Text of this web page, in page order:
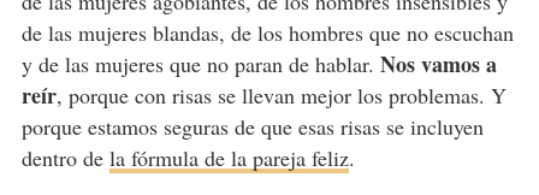
de las mujeres blandas, de los hombres que no escuchan
y de las mujeres que no paran de hablar. Nos vamos a
reír, porque con risas se llevan mejor los problemas. Y
porque estamos seguras de que esas risas se incluyen
dentro de la fórmula de la pareja feliz.